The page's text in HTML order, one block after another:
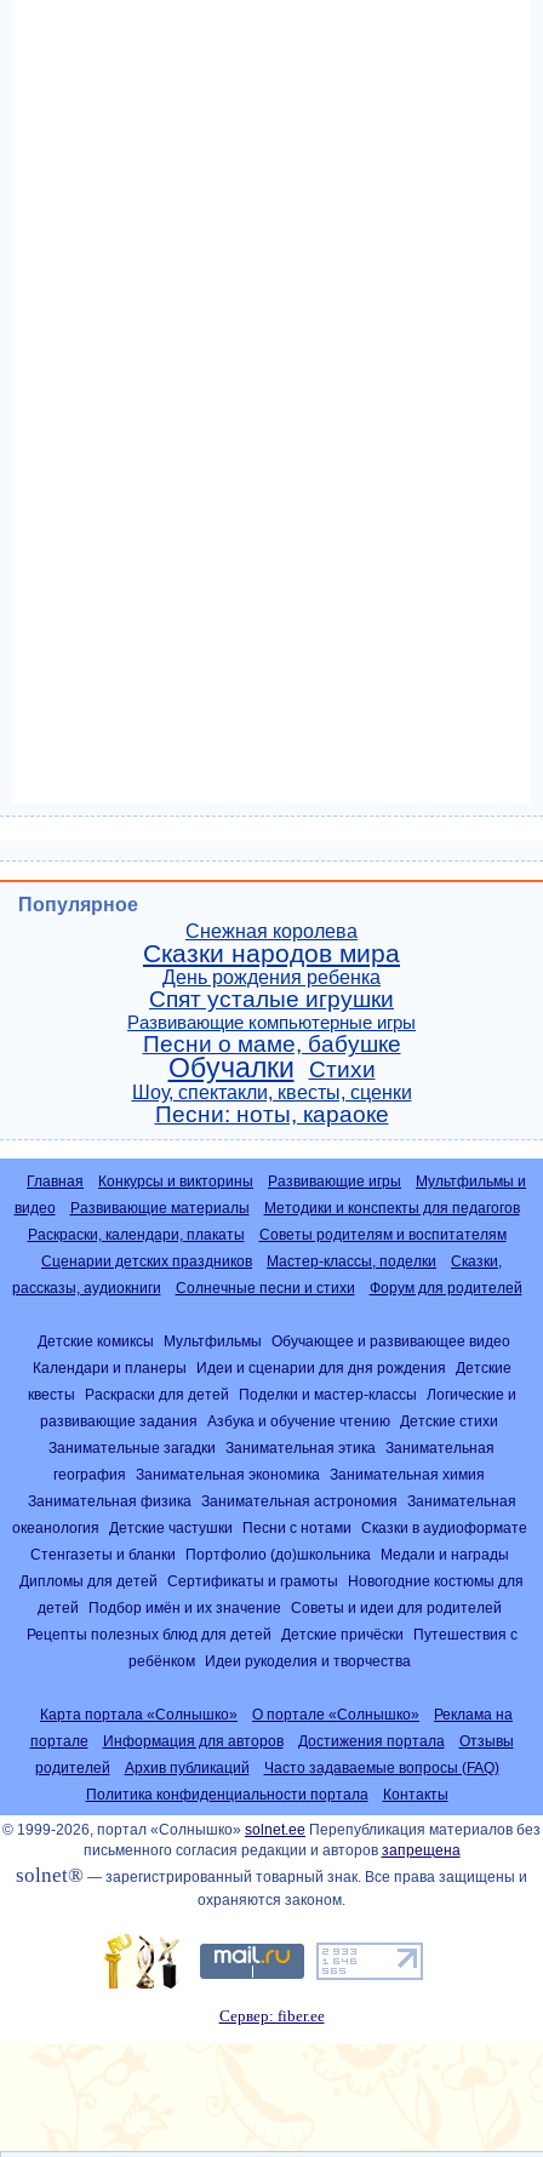
Популярное
Снежная королева
Сказки народов мира
День рождения ребенка
Спят усталые игрушки
Развивающие компьютерные игры
Песни о маме, бабушке
Обучалки Стихи
Шоу, спектакли, квесты, сценки
Песни: ноты, караоке
Главная Конкурсы и викторины Развивающие игры
Мультфильмы и
видео
Развивающие материалы
Методики и конспекты для педагогов
Раскраски, календари, плакаты
Советы родителям и воспитателям
Сценарии детских праздников
Мастер-классы, поделки
Сказки,
рассказы, аудиокниги
Солнечные песни и стихи Форум для родителей
Детские комиксы Мультфильмы
Обучающее и развивающее видео
Календари и планеры
Идеи и сценарии для дня рождения
Детские
квесты
Раскраски для детей Поделки и мастер-классы
Логические и
развивающие задания
Азбука и обучение чтению
Детские стихи
Занимательные загадки
Занимательная этика
Занимательная
география
Занимательная экономика
Занимательная химия
Занимательная физика
Занимательная астрономия
Занимательная
океанология
Детские частушки Песни с нотами
Сказки в аудиоформате
Стенгазеты и бланки
Портфолио (до)школьника
Медали и награды
Дипломы для детей
Сертификаты и грамоты
Новогодние костюмы для
детей
Подбор имён и их значение
Советы и идеи для родителей
Рецепты полезных блюд для детей
Детские причёски
Путешествия с
ребёнком
Идеи рукоделия и творчества
Карта портала «Солнышко» О портале «Солнышко»
Реклама на
портале
Информация для авторов Достижения портала
Отзывы
родителей
Архив публикаций
Часто задаваемые вопросы (FAQ)
Политика конфиденциальности портала
Контакты
© 1999-2026, портал «Солнышко» solnet.ee Перепубликация материалов без
письменного согласия редакции и авторов запрещена
solnet® — зарегистрированный товарный знак. Все права защищены и
охраняются законом.
Сервер: fiber.ee